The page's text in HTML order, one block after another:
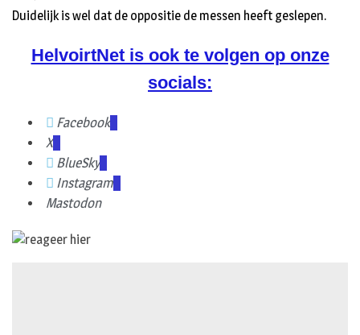
Duidelijk is wel dat de oppositie de messen heeft geslepen.
HelvoirtNet is ook te volgen op onze
socials:
Facebook
X
BlueSky
Instagram
Mastodon